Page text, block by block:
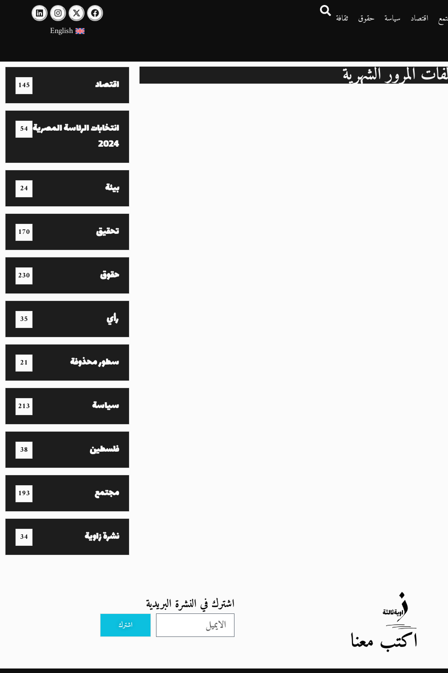
اقتصاد سياسة حقوق
ثقافة
English
المرور الشهرية اقتصاد 145
انتخابات الرئاسة المصرية
2024
54
بيئة 24
تحقيق 170
حقوق 230
رأي 35
سطور محذوفة 21
سياسة 213
فلسطين 38
مجتمع 193
نشرة زاوية 34
اكتب معنا
اشترك في النشرة البريدية
اشترك